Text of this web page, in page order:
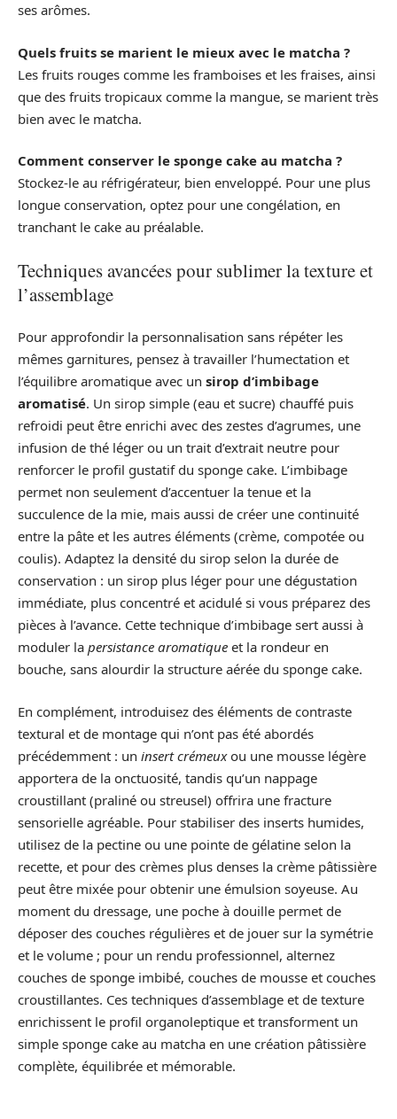
ses arômes.
Quels fruits se marient le mieux avec le matcha ?
Les fruits rouges comme les framboises et les fraises, ainsi
que des fruits tropicaux comme la mangue, se marient très
bien avec le matcha.
Comment conserver le sponge cake au matcha ?
Stockez-le au réfrigérateur, bien enveloppé. Pour une plus
longue conservation, optez pour une congélation, en
tranchant le cake au préalable.
Techniques avancées pour sublimer la texture et
l’assemblage
Pour approfondir la personnalisation sans répéter les
mêmes garnitures, pensez à travailler l’humectation et
l’équilibre aromatique avec un sirop d’imbibage
aromatisé. Un sirop simple (eau et sucre) chauffé puis
refroidi peut être enrichi avec des zestes d’agrumes, une
infusion de thé léger ou un trait d’extrait neutre pour
renforcer le profil gustatif du sponge cake. L’imbibage
permet non seulement d’accentuer la tenue et la
succulence de la mie, mais aussi de créer une continuité
entre la pâte et les autres éléments (crème, compotée ou
coulis). Adaptez la densité du sirop selon la durée de
conservation : un sirop plus léger pour une dégustation
immédiate, plus concentré et acidulé si vous préparez des
pièces à l’avance. Cette technique d’imbibage sert aussi à
moduler la persistance aromatique et la rondeur en
bouche, sans alourdir la structure aérée du sponge cake.
En complément, introduisez des éléments de contraste
textural et de montage qui n’ont pas été abordés
précédemment : un insert crémeuxou une mousse légère
apportera de la onctuosité, tandis qu’un nappage
croustillant (praliné ou streusel) offrira une fracture
sensorielle agréable. Pour stabiliser des inserts humides,
utilisez de la pectine ou une pointe de gélatine selon la
recette, et pour des crèmes plus denses la crème pâtissière
peut être mixée pour obtenir une émulsion soyeuse. Au
moment du dressage, une poche à douille permet de
déposer des couches régulières et de jouer sur la symétrie
et le volume ; pour un rendu professionnel, alternez
couches de sponge imbibé, couches de mousse et couches
croustillantes. Ces techniques d’assemblage et de texture
enrichissent le profil organoleptique et transforment un
simple sponge cake au matcha en une création pâtissière
complète, équilibrée et mémorable.